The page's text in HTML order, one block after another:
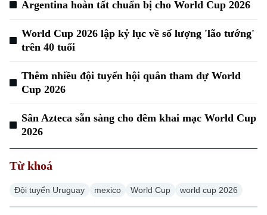
Argentina hoàn tất chuẩn bị cho World Cup 2026
World Cup 2026 lập kỷ lục về số lượng 'lão tướng'
trên 40 tuổi
Thêm nhiều đội tuyển hội quân tham dự World
Cup 2026
Sân Azteca sẵn sàng cho đêm khai mạc World Cup
2026
Từ khoá
Đội tuyển Uruguay mexico World Cup world cup 2026